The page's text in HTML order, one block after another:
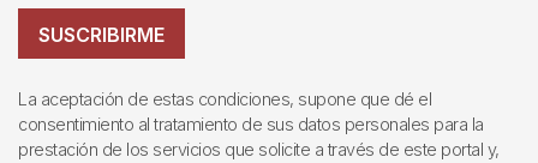
SUSCRIBIRME
La aceptación de estas condiciones, supone que dé el
consentimiento al tratamiento de sus datos personales para la
prestación de los servicios que solicite a través de este portal y,